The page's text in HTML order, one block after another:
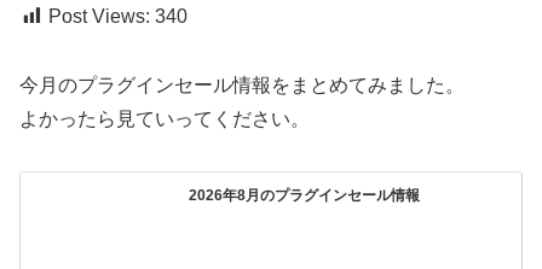
Post Views: 340
今月のプラグインセール情報をまとめてみました。
よかったら見ていってください。
2026年8月のプラグインセール情報